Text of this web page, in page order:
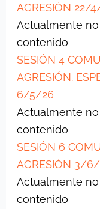
AGRESIÓN 22/
Actualmente
contenido
SESIÓN 4
AGRESIÓN.
6/5/26
Actualmente
contenido
SESIÓN 6
AGRESIÓN 3/
Actualmente
contenido